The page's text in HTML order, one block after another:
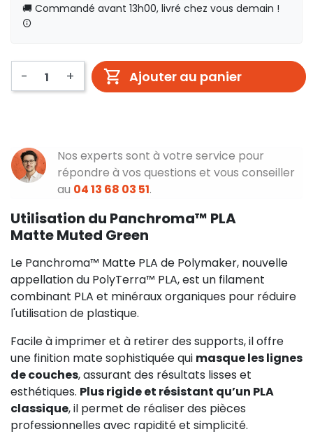
🚚 Commandé avant 13h00, livré chez vous demain !
- + Ajouter au panier
Nos experts sont à votre service pour
répondre à vos questions et vous conseiller
au 04 13 68 03 51.
Utilisation du Panchroma™ PLA
Matte Muted Green
Le Panchroma™ Matte PLA de Polymaker, nouvelle
appellation du PolyTerra™ PLA, est un filament
combinant PLA et minéraux organiques pour réduire
l'utilisation de plastique.
Facile à imprimer et à retirer des supports, il offre
une finition mate sophistiquée qui masque les lignes
de couches, assurant des résultats lisses et
esthétiques. Plus rigide et résistant qu’un PLA
classique, il permet de réaliser des pièces
professionnelles avec rapidité et simplicité.